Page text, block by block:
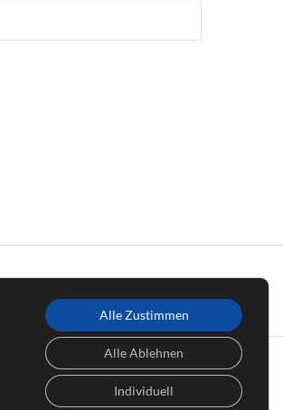
Alle Zustimmen
Alle Ablehnen
Individuell